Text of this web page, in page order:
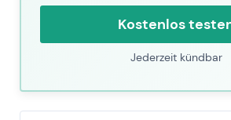
Kostenlos
Jederzeit kündbar